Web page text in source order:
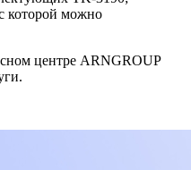
которой можно
центре ARNGROUP